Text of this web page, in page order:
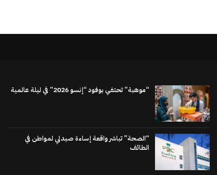
“موهبة” تحتفي بوفود “إنسو 2026” في ليلة عالمية
“الصحة” تباشر واقعة إساءة صيدلي لمواطن في
الطائف